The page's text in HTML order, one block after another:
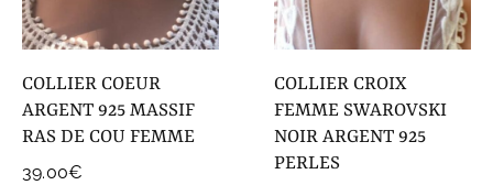
COLLIER COEUR
ARGENT 925 MASSIF
RAS DE COU FEMME
39.00€
COLLIER CROIX
FEMME SWAROVSKI
NOIR ARGENT 925
PERLES